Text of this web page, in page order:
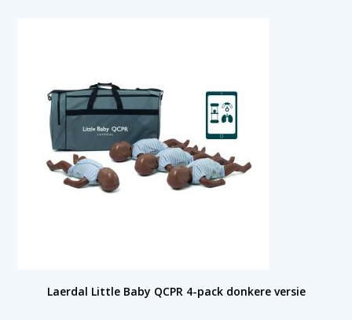
Laerdal Little Baby QCPR 4-pack donkere versie